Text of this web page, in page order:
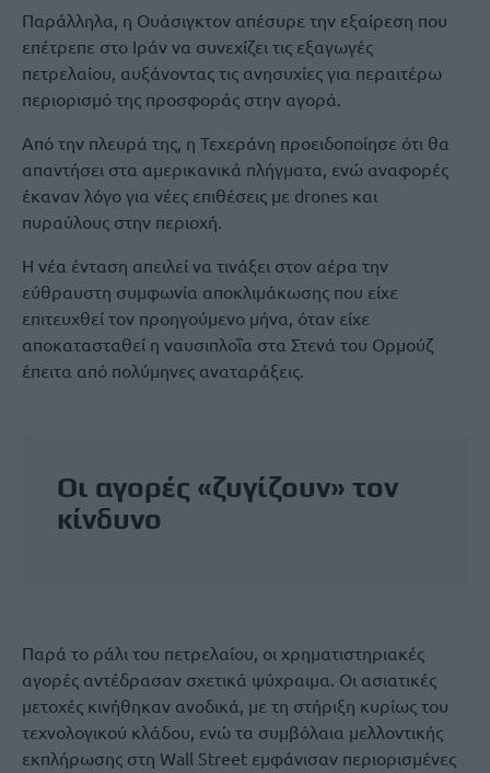
Παράλληλα, η Ουάσιγκτον απέσυρε την εξαίρεση που
επέτρεπε στο Ιράν να συνεχίζει τις εξαγωγές
πετρελαίου, αυξάνοντας τις ανησυχίες για περαιτέρω
περιορισμό της προσφοράς στην αγορά.
Από την πλευρά της, η Τεχεράνη προειδοποίησε ότι θα
απαντήσει στα αμερικανικά πλήγματα, ενώ αναφορές
έκαναν λόγο για νέες επιθέσεις με drones και
πυραύλους στην περιοχή.
Η νέα ένταση απειλεί να τινάξει στον αέρα την
εύθραυστη συμφωνία αποκλιμάκωσης που είχε
επιτευχθεί τον προηγούμενο μήνα, όταν είχε
αποκατασταθεί η ναυσιπλοΐα στα Στενά του Ορμούζ
έπειτα από πολύμηνες αναταράξεις.
Οι αγορές «ζυγίζουν» τον
κίνδυνο
Παρά το ράλι του πετρελαίου, οι χρηματιστηριακές
αγορές αντέδρασαν σχετικά ψύχραιμα. Οι ασιατικές
μετοχές κινήθηκαν ανοδικά, με τη στήριξη κυρίως του
τεχνολογικού κλάδου, ενώ τα συμβόλαια μελλοντικής
εκπλήρωσης στη Wall Street εμφάνισαν περιορισμένες